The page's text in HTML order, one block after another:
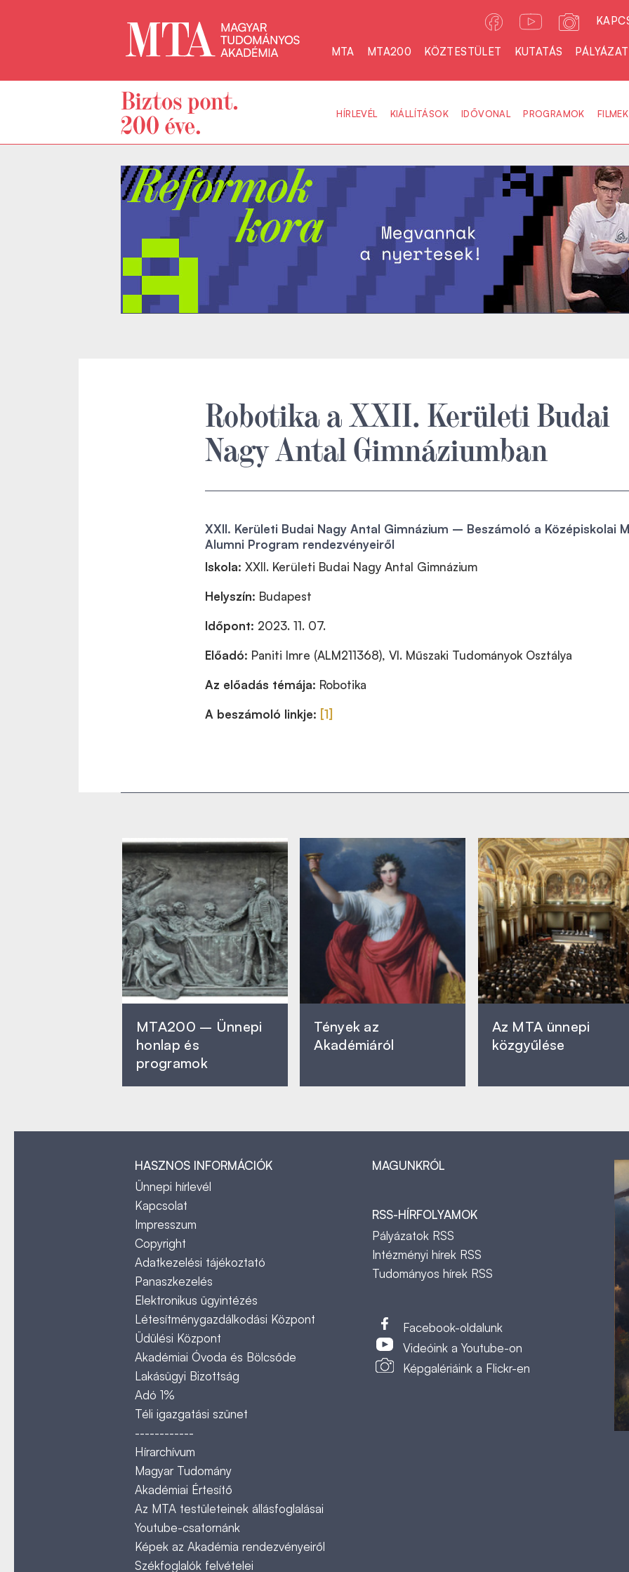
MTA MTA200 KÖZTESTÜLET KUTATÁS
HÍRLEVÉL KIÁLLÍTÁSOK IDŐVONAL PROGRAMOK FILMEK
Robotika a XXII. Kerületi Budai
Nagy Antal Gimnáziumban
XXII. Kerületi Budai Nagy Antal Gimnázium – Beszámoló a Középiskolai
Alumni Program rendezvényeiről
Iskola: XXII. Kerületi Budai Nagy Antal Gimnázium
Helyszín: Budapest
Időpont: 2023. 11. 07.
Előadó: Paniti Imre (ALM211368), VI. Műszaki Tudományok Osztálya
Az előadás témája: Robotika
A beszámoló linkje: [1]
MTA200 – Ünnepi
honlap és
programok
Tények az
Akadémiáról
Az MTA ünnepi
közgyűlése
HASZNOS INFORMÁCIÓK
Ünnepi hírlevél
Kapcsolat
Impresszum
Copyright
Adatkezelési tájékoztató
Panaszkezelés
Elektronikus ügyintézés
Létesítménygazdálkodási Központ
Üdülési Központ
Akadémiai Óvoda és Bölcsőde
Lakásügyi Bizottság
Adó 1%
Téli igazgatási szünet
------------
Hírarchívum
Magyar Tudomány
Akadémiai Értesítő
Az MTA testületeinek állásfoglalásai
Youtube-csatornánk
Képek az Akadémia rendezvényeiről
Székfoglalók felvételei
MAGUNKRÓL
RSS-HÍRFOLYAMOK
Pályázatok RSS
Intézményi hírek RSS
Tudományos hírek RSS
Facebook-oldalunk
Videóink a Youtube-on
Képgalériáink a Flickr-en